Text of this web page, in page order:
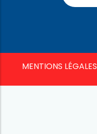
MENTIONS LÉGALES